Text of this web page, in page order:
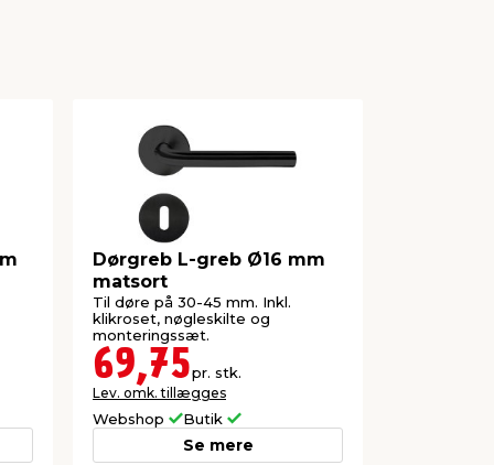
Dørgreb L-greb Ø16 mm
matsort
Til døre på 30-45 mm. Inkl.
klikroset, nøgleskilte og
monteringssæt.
69,75pr. stk.
Lev. omk. tillægges
Webshop Butik
Se mere